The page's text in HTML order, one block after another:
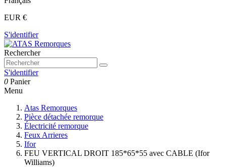
EUR €
S'identifier
Rechercher
S'identifier
0 Panier
Menu
Atas Remorques
Pièce détachée remorque
Électricité remorque
Feux Arrieres
Ifor
FEU VERTICAL DROIT 185*65*55 avec CABLE (Ifor
Williams)